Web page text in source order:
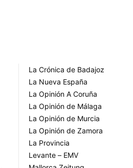
La Crónica de Badajoz
La Nueva España
La Opinión A Coruña
La Opinión de Málaga
La Opinión de Murcia
La Opinión de Zamora
La Provincia
Levante – EMV